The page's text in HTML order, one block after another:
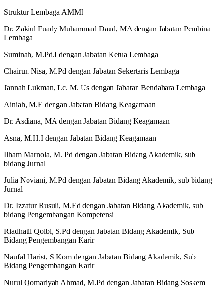
Struktur Lembaga AMMI
Dr. Zakiul Fuady Muhammad Daud, MA dengan Jabatan Pembina
Lembaga
Suminah, M.Pd.I dengan Jabatan Ketua Lembaga
Chairun Nisa, M.Pd dengan Jabatan Sekertaris Lembaga
Jannah Lukman, Lc. M. Us dengan Jabatan Bendahara Lembaga
Ainiah, M.E dengan Jabatan Bidang Keagamaan
Dr. Asdiana, MA dengan Jabatan Bidang Keagamaan
Asna, M.H.I dengan Jabatan Bidang Keagamaan
Ilham Marnola, M. Pd dengan Jabatan Bidang Akademik, sub
bidang Jurnal
Julia Noviani, M.Pd dengan Jabatan Bidang Akademik, sub bidang
Jurnal
Dr. Izzatur Rusuli, M.Ed dengan Jabatan Bidang Akademik, sub
bidang Pengembangan Kompetensi
Riadhatil Qolbi, S.Pd dengan Jabatan Bidang Akademik, Sub
Bidang Pengembangan Karir
Naufal Harist, S.Kom dengan Jabatan Bidang Akademik, Sub
Bidang Pengembangan Karir
Nurul Qomariyah Ahmad, M.Pd dengan Jabatan Bidang Soskem